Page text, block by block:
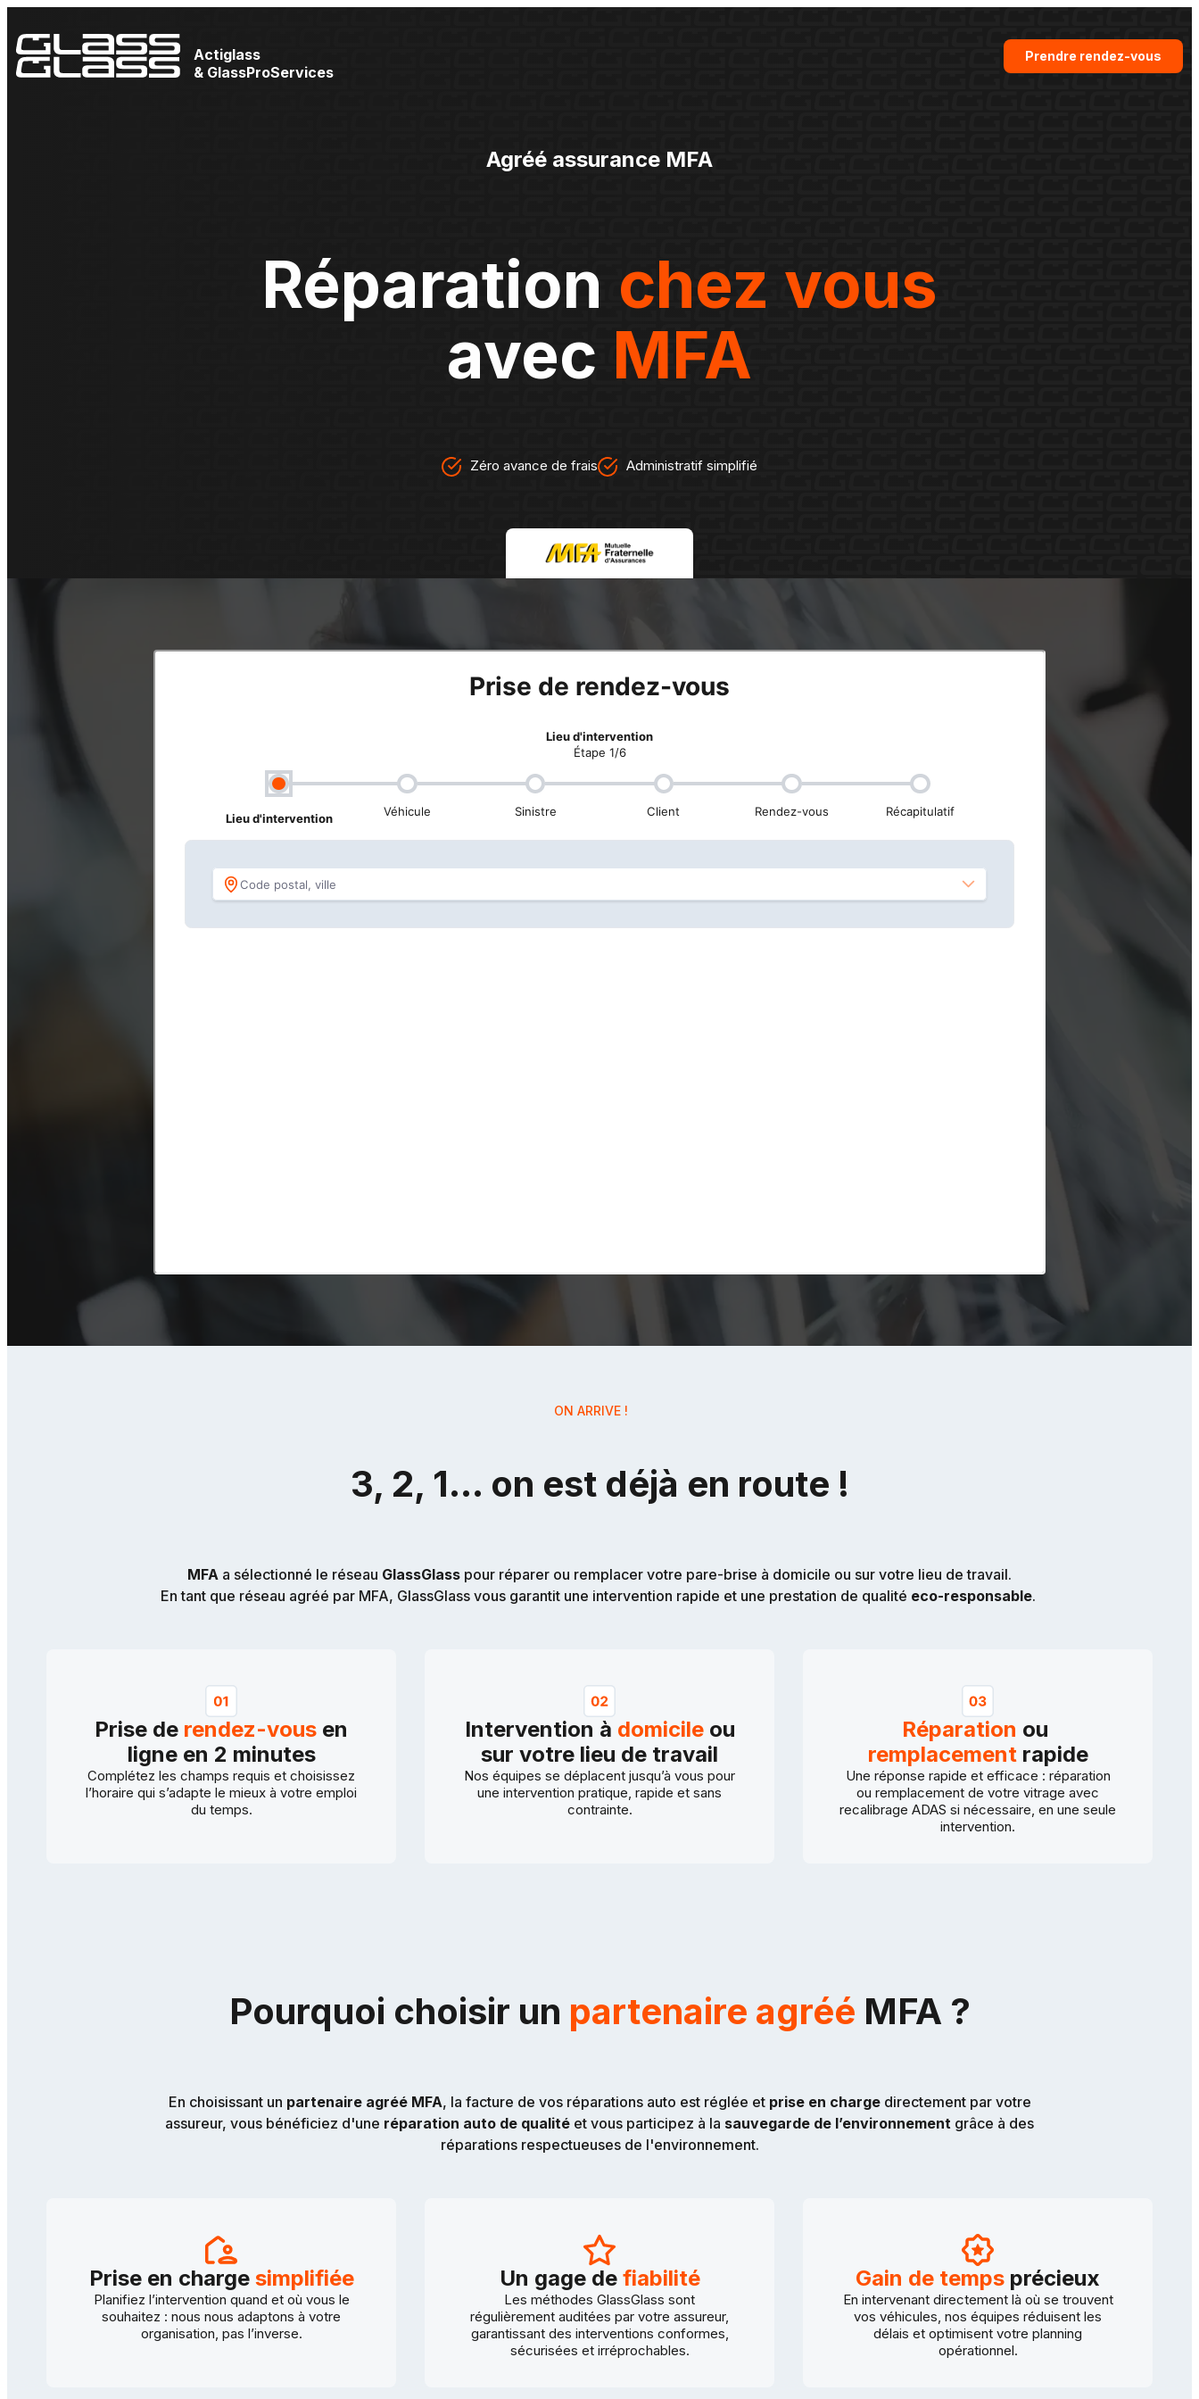
Actiglass
& GlassProServices
Prendre rendez-vous
Agréé assurance MFA
Réparation chez vous
avec MFA
Zéro avance de frais Administratif simplifié
ON ARRIVE !
3, 2, 1… on est déjà en route !
MFA a sélectionné le réseau GlassGlass pour réparer ou remplacer votre pare-brise à domicile ou sur votre lieu de travail.
En tant que réseau agréé par MFA, GlassGlass vous garantit une intervention rapide et une prestation de qualité eco-responsable.
Prise de rendez-vous en
ligne en 2 minutes
Complétez les champs requis et choisissez
l’horaire qui s’adapte le mieux à votre emploi
du temps.
Intervention à domicileou
sur votre lieu de travail
Nos équipes se déplacent jusqu’à vous pour
une intervention pratique, rapide et sans
contrainte.
Réparation ou
remplacementrapide
Une réponse rapide et efficace : réparation
ou remplacement de votre vitrage avec
recalibrage ADAS si nécessaire, en une seule
intervention.
Pourquoi choisir un partenaire agréé MFA ?
En choisissant un partenaire agréé MFA, la facture de vos réparations auto est réglée et prise en chargedirectement par votre
assureur, vous bénéficiez d'une réparation auto de qualité et vous participez à la sauvegarde de l’environnement grâce à des
réparations respectueuses de l'environnement.
Prise en charge simplifiée
Planifiez l’intervention quand et où vous le
souhaitez : nous nous adaptons à votre
organisation, pas l’inverse.
Un gage de fiabilité
Les méthodes GlassGlass sont
régulièrement auditées par votre assureur,
garantissant des interventions conformes,
sécurisées et irréprochables.
Gain de temps précieux
En intervenant directement là où se trouvent
vos véhicules, nos équipes réduisent les
délais et optimisent votre planning
opérationnel.